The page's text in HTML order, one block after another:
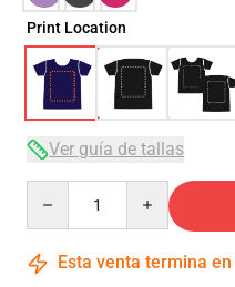
Print Location
Ver guía de tallas
Esta venta termina en